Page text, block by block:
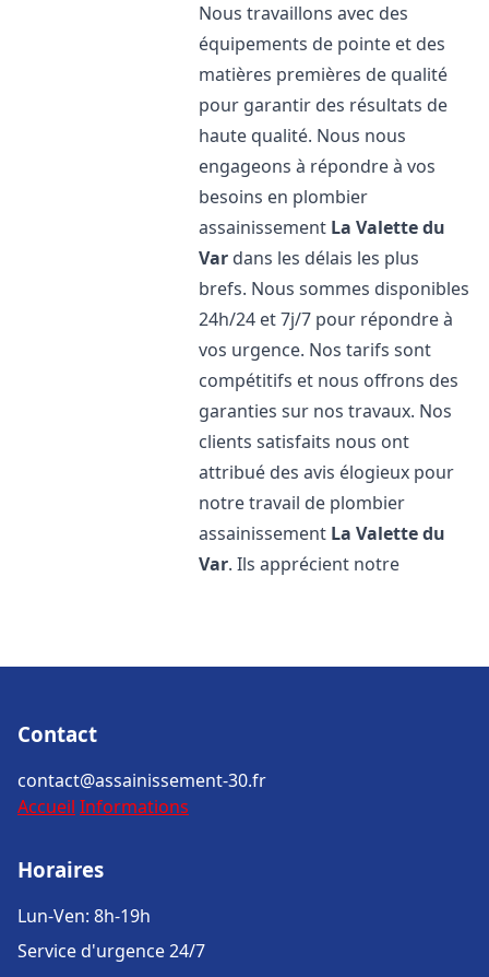
Nous travaillons avec des
équipements de pointe et des
matières premières de qualité
pour garantir des résultats de
haute qualité. Nous nous
engageons à répondre à vos
besoins en plombier
assainissement La Valette du
Var dans les délais les plus
brefs. Nous sommes disponibles
24h/24 et 7j/7 pour répondre à
vos urgence. Nos tarifs sont
compétitifs et nous offrons des
garanties sur nos travaux. Nos
clients satisfaits nous ont
attribué des avis élogieux pour
notre travail de plombier
assainissement La Valette du
Var. Ils apprécient notre
Contact
contact@assainissement-30.fr
Accueil Informations
Horaires
Lun-Ven: 8h-19h
Service d'urgence 24/7